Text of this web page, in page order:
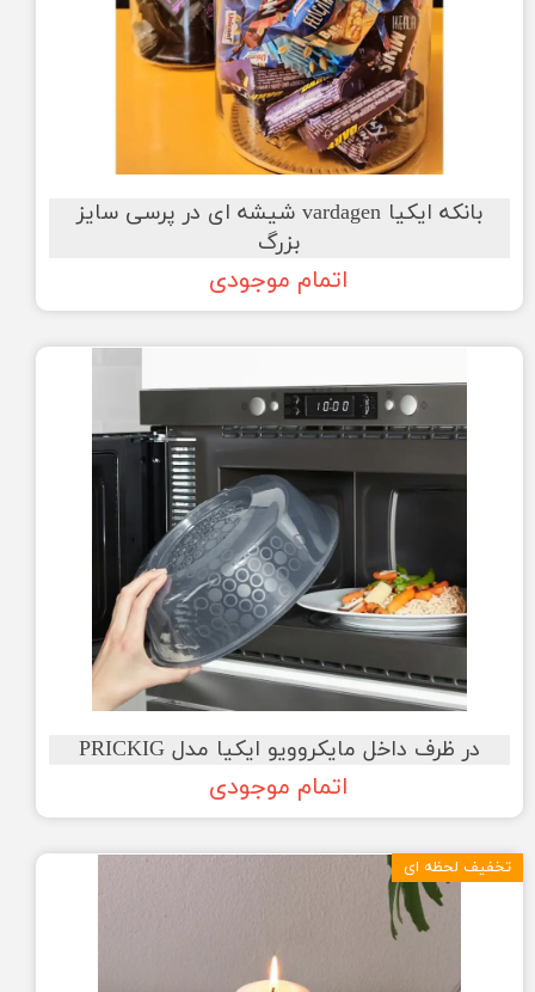
بانکه ایکیا vardagen شیشه ای در پرسی سایز
بزرگ
اتمام موجودی
در ظرف داخل مایکروویو ایکیا مدل PRICKIG
اتمام موجودی
تخفیف لحظه ای